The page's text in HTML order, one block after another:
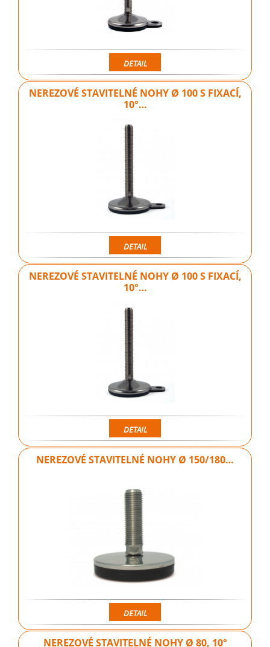
DETAIL
NEREZOVÉ STAVITELNÉ NOHY Ø 100 S FIXACÍ,
10°…
DETAIL
NEREZOVÉ STAVITELNÉ NOHY Ø 100 S FIXACÍ,
10°…
DETAIL
NEREZOVÉ STAVITELNÉ NOHY Ø 150/180…
DETAIL
NEREZOVÉ STAVITELNÉ NOHY Ø 80, 10°